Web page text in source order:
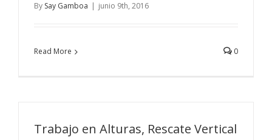
By Say Gamboa | junio 9th, 2016
Read More 0
Trabajo en Alturas, Rescate Vertical